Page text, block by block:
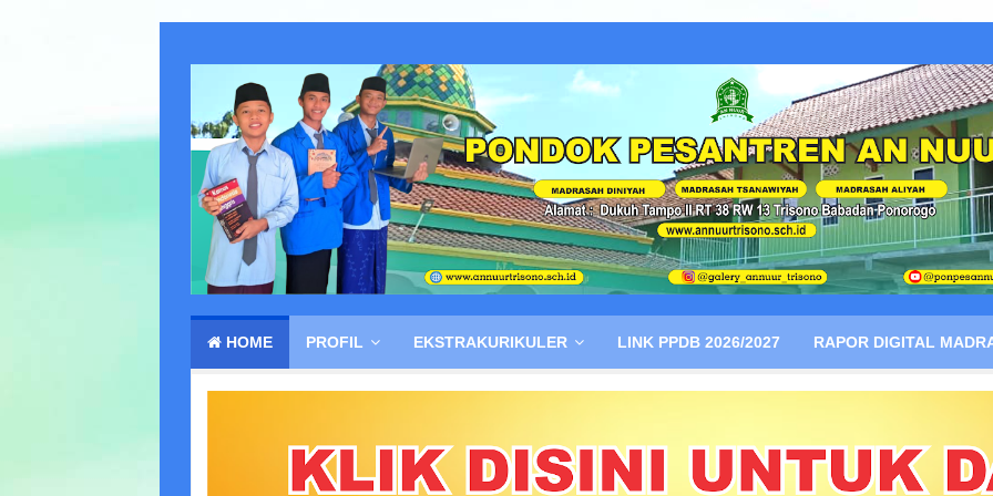
HOME PROFIL EKSTRAKURIKULER LINK PPDB 2026/2027 RAPOR DIGITAL